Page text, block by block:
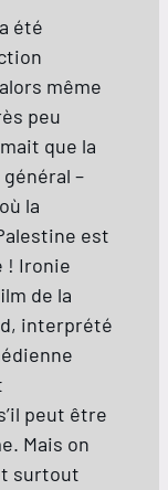
a été
même
peu
que la
–
la
est
! Ironie
de la
interprété
peut être
Mais on
surtout